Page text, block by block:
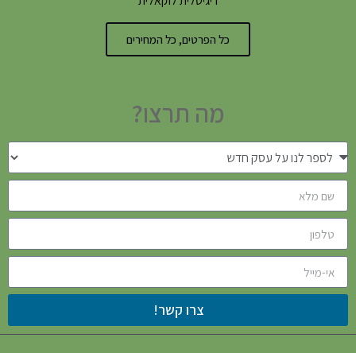
כל הפרטים, כל המחירים
מה תרצו?
צרו קשר!